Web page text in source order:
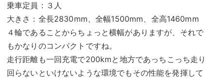
乗車定員：３人
大きさ：全長2830mm、全幅1500mm、全高1460mm
４輪であることからちょっと横幅がありますが、それで
もかなりのコンパクトですね。
走行距離も一回充電で200kmと地方であっちこっち走り
回らないといけないような環境でもその性能を発揮して